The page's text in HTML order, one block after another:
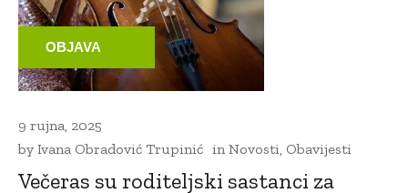
OBJAVA
9 rujna, 2025
by Ivana Obradović Trupinić in Novosti Obavijesti
Večeras su roditeljski sastanci za